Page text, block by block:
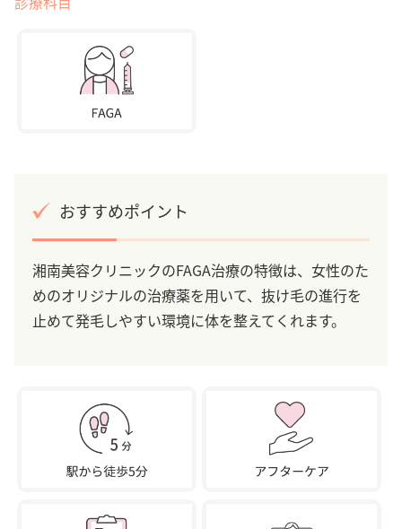
おすすめポイント
湘南美容クリニックのFAGA治療の特徴は、女性のた
めのオリジナルの治療薬を用いて、抜け毛の進行を
止めて発毛しやすい環境に体を整えてくれます。